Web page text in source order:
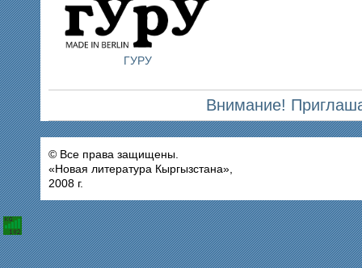
ГУРУ
Внимание!
© Все права защищены.
«Новая литература Кыргызстана»,
2008 г.